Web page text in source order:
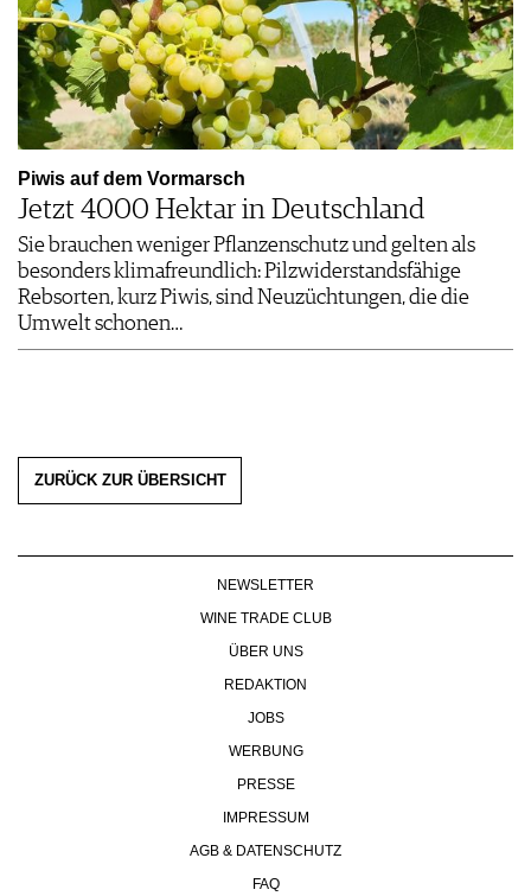
Piwis auf dem Vormarsch
Jetzt 4000 Hektar in Deutschland
Sie brauchen weniger Pflanzenschutz und gelten als
besonders klimafreundlich: Pilzwiderstandsfähige
Rebsorten, kurz Piwis, sind Neuzüchtungen, die die
Umwelt schonen…
ZURÜCK ZUR ÜBERSICHT
NEWSLETTER
WINE TRADE CLUB
ÜBER UNS
REDAKTION
JOBS
WERBUNG
PRESSE
IMPRESSUM
AGB & DATENSCHUTZ
FAQ